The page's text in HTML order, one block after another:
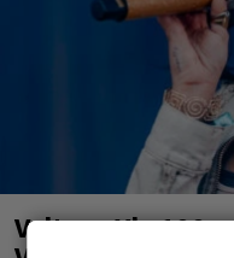
Valtava Yle 100